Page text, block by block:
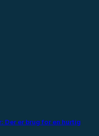
Der er brug for en hurtig